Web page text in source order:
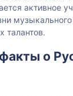
активное
талантов.
о